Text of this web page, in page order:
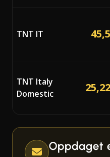
TNT IT
TNT Italy
Domestic
Oppdaget